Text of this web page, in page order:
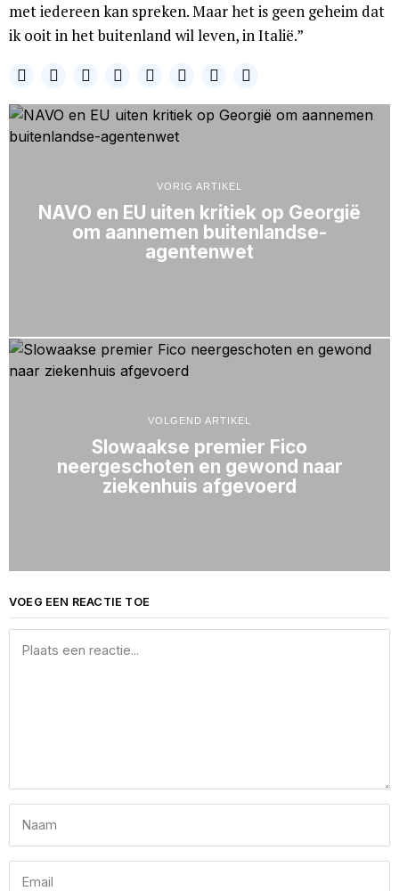
met iedereen kan spreken. Maar het is geen geheim dat
ik ooit in het buitenland wil leven, in Italië.”
VORIG ARTIKEL
NAVO en EU uiten kritiek op Georgië
om aannemen buitenlandse-
agentenwet
VOLGEND ARTIKEL
Slowaakse premier Fico
neergeschoten en gewond naar
ziekenhuis afgevoerd
VOEG EEN REACTIE TOE